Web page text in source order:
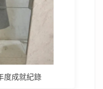
度成就紀錄